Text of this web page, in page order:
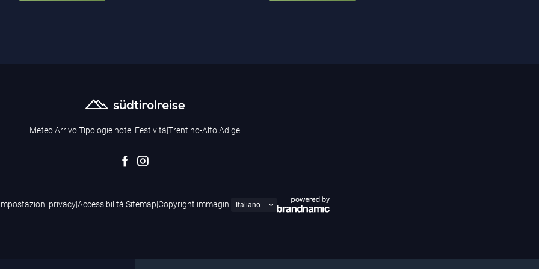
Meteo|Arrivo|Tipologie hotel |Festività|Trentino-Alto Adige
privacy|Accessibilità|Sitemap|Copyright immagini